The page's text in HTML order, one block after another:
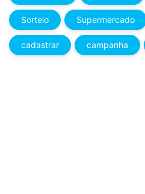
Sorteio Supermercado
cadastrar campanha